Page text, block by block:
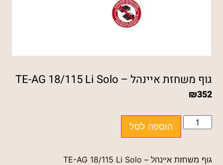
גוף משחזת איינהל – TE-AG 18/115 Li Solo
₪352
הוספה לסל
גוף משחזת איינהל – TE-AG 18/115 Li Solo